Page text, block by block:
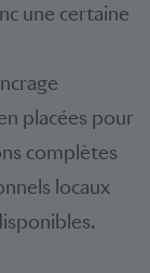
une certaine
placées pour
complètes
locaux